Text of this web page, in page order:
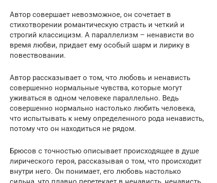
Автор совершает невозможное, он сочетает в
стихотворении романтическую страсть и четкий и
строгий классицизм. А параллелизм – ненависти во
время любви, придает ему особый шарм и лирику в
повествовании.
Автор рассказывает о том, что любовь и ненависть
совершенно нормальные чувства, которые могут
уживаться в одном человеке параллельно. Ведь
совершенно нормально настолько любить человека,
что испытывать к нему определенного рода ненависть,
потому что он находиться не рядом.
Брюсов с точностью описывает происходящее в душе
лирического героя, рассказывая о том, что происходит
внутри него. Он понимает, его любовь настолько